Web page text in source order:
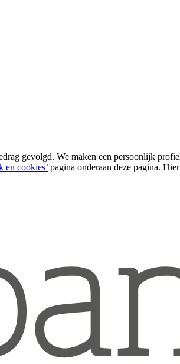
gevolgd. We maken een persoonlijk
en cookies’ pagina onderaan deze pagina.